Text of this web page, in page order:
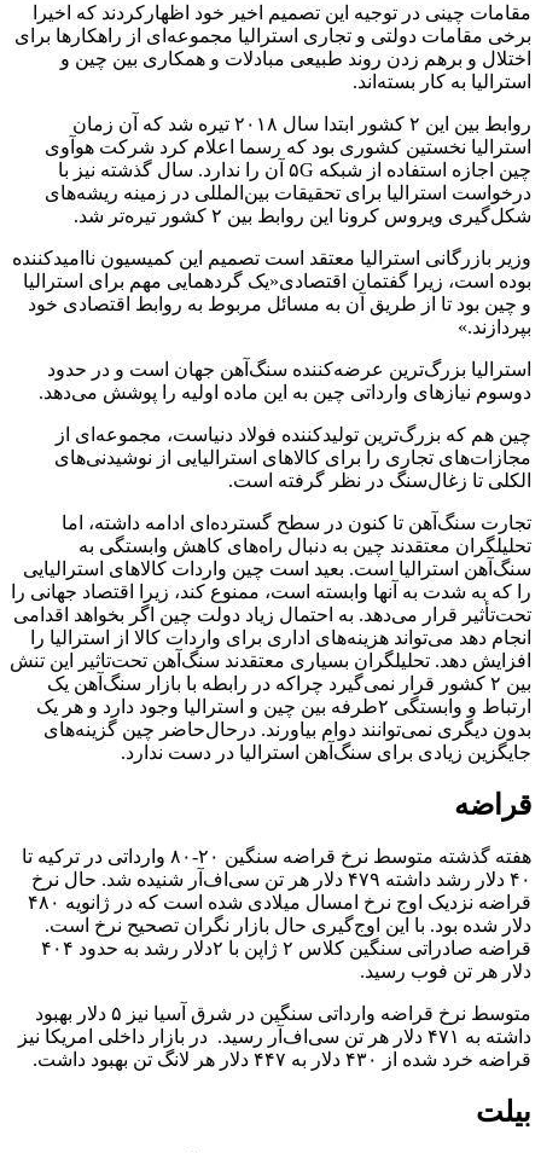
مقامات چینی در توجیه این تصمیم اخیر خود اظهارکردند که اخیرا
برخی مقامات دولتی و تجاری استرالیا مجموعه‌ای از راهکارها برای
اختلال و برهم زدن روند طبیعی مبادلات و همکاری بین چین و
استرالیا به کار بسته‌اند.
روابط بین این ۲ کشور ابتدا سال ۲۰۱۸ تیره شد که آن زمان
استرالیا نخستین کشوری بود که رسما اعلام کرد شرکت هوآوی
چین اجازه استفاده از شبکه ۵G آن را ندارد. سال گذشته نیز با
درخواست استرالیا برای تحقیقات بین‌المللی در زمینه ریشه‌های
شکل‌گیری ویروس کرونا این روابط بین ۲ کشور تیره‌تر شد.
وزیر بازرگانی استرالیا معتقد است تصمیم این کمیسیون ناامید‌کننده
بوده است، زیرا گفتمان اقتصادی«یک گردهمایی مهم برای استرالیا
و چین بود تا از طریق آن به مسائل مربوط به روابط اقتصادی خود
بپردازند.»
استرالیا بزرگ‌ترین عرضه‌کننده سنگ‌آهن جهان است و در حدود
دو‌سوم نیازهای وارداتی چین به این ماده اولیه را پوشش می‌دهد.
چین هم که بزرگ‌ترین تولید‌کننده فولاد دنیاست، مجموعه‌ای از
مجازات‌های تجاری را برای کالاهای استرالیایی از نوشیدنی‌های
الکلی تا زغال‌سنگ در نظر گرفته است.
تجارت سنگ‌آهن تا کنون در سطح گسترده‌ای ادامه داشته، اما
تحلیلگران معتقدند چین به دنبال راه‌های کاهش وابستگی به
سنگ‌آهن استرالیا است. بعید است چین واردات کالاهای استرالیایی
را که به شدت به آنها وابسته است، ممنوع کند، زیرا اقتصاد جهانی را
تحت‌تأثیر قرار می‌دهد. به احتمال زیاد دولت چین اگر بخواهد اقدامی
انجام دهد می‌تواند هزینه‌های اداری برای واردات کالا از استرالیا را
افزایش دهد. تحلیلگران بسیاری معتقدند سنگ‌آهن تحت‌تاثیر این تنش
بین ۲ کشور قرار نمی‌گیرد چرا‌که در رابطه با بازار سنگ‌آهن یک
ارتباط و وابستگی ۲طرفه بین چین و استرالیا وجود دارد و هر یک
بدون دیگری نمی‌توانند دوام بیاورند. درحال‌حاضر چین گزینه‌های
جایگزین زیادی برای سنگ‌‌آهن استرالیا در دست ندارد.
قراضه
هفته گذشته متوسط نرخ قراضه سنگین ۲۰-۸۰ وارداتی در ترکیه تا
۴۰ دلار رشد داشته ۴۷۹ دلار هر تن سی‌اف‌آر شنیده شد. حال نرخ
قراضه نزدیک اوج نرخ امسال میلادی شده است که در ژانویه ۴۸۰
دلار شده بود. با این اوج‌گیری حال بازار نگران تصحیح نرخ است.
قراضه صادراتی سنگین کلاس ۲ ژاپن با ۲دلار رشد به حدود ۴۰۴
دلار هر تن فوب رسید.
متوسط نرخ قراضه وارداتی سنگین در شرق آسیا نیز ۵ دلار بهبود
داشته به ۴۷۱ دلار هر تن سی‌اف‌آر رسید. در بازار داخلی امریکا نیز
قراضه خرد شده از ۴۳۰ دلار به ۴۴۷ دلار هر لانگ تن بهبود داشت.
بیلت